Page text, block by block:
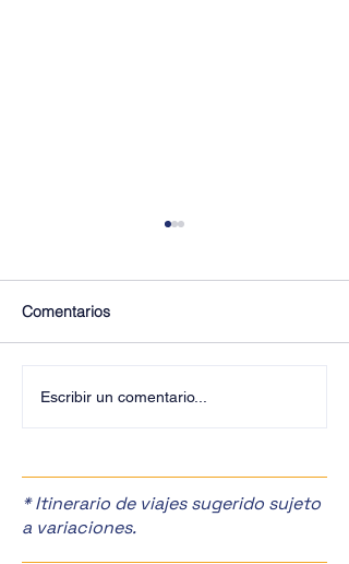
Comentarios
Escribir un comentario...
* Itinerario de viajes sugerido sujeto
a variaciones.